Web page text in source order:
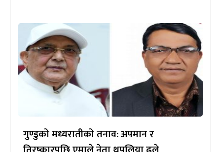
गुण्डुको मध्यरातीको तनाव: अपमान र